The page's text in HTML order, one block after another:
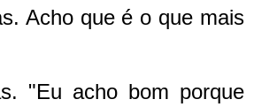
Acho que é o que mais
"Eu acho bom porque